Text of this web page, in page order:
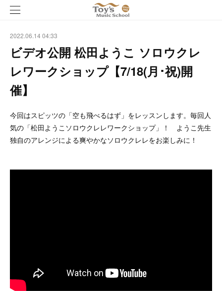
2022.06.14 04:33
ビデオ公開 松田ようこ ソロウクレ
レワークショップ【7/18(月･祝)開
催】
今回はスピッツの「空も飛べるはず」をレッスンします。毎回人
気の「松田ようこソロウクレレワークショップ」！ ようこ先生
独自のアレンジによる爽やかなソロウクレレをお楽しみに！